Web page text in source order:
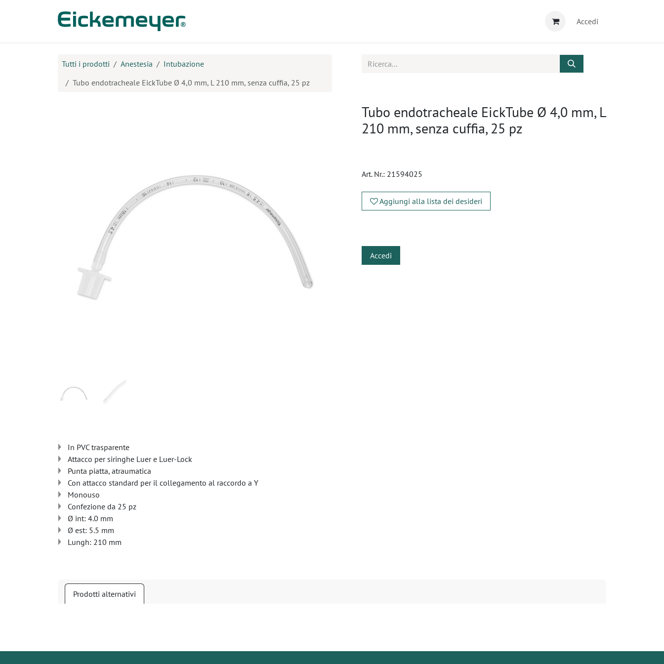
Accedi
Tutti i prodotti Anestesia
Intubazione
Tubo endotracheale EickTube Ø 4,0 mm, L 210 mm, senza cuffia, 25 pz
Tubo endotracheale EickTube Ø 4,0 mm, L
210 mm, senza cuffia, 25 pz
Art. Nr.: 21594025
Aggiungi alla lista dei desideri
Accedi
In PVC trasparente
Attacco per siringhe Luer e Luer-Lock
Punta piatta, atraumatica
Con attacco standard per il collegamento al raccordo a Y
Monouso
Confezione da 25 pz
Ø int: 4.0 mm
Ø est: 5.5 mm
Lungh: 210 mm
Prodotti alternativi